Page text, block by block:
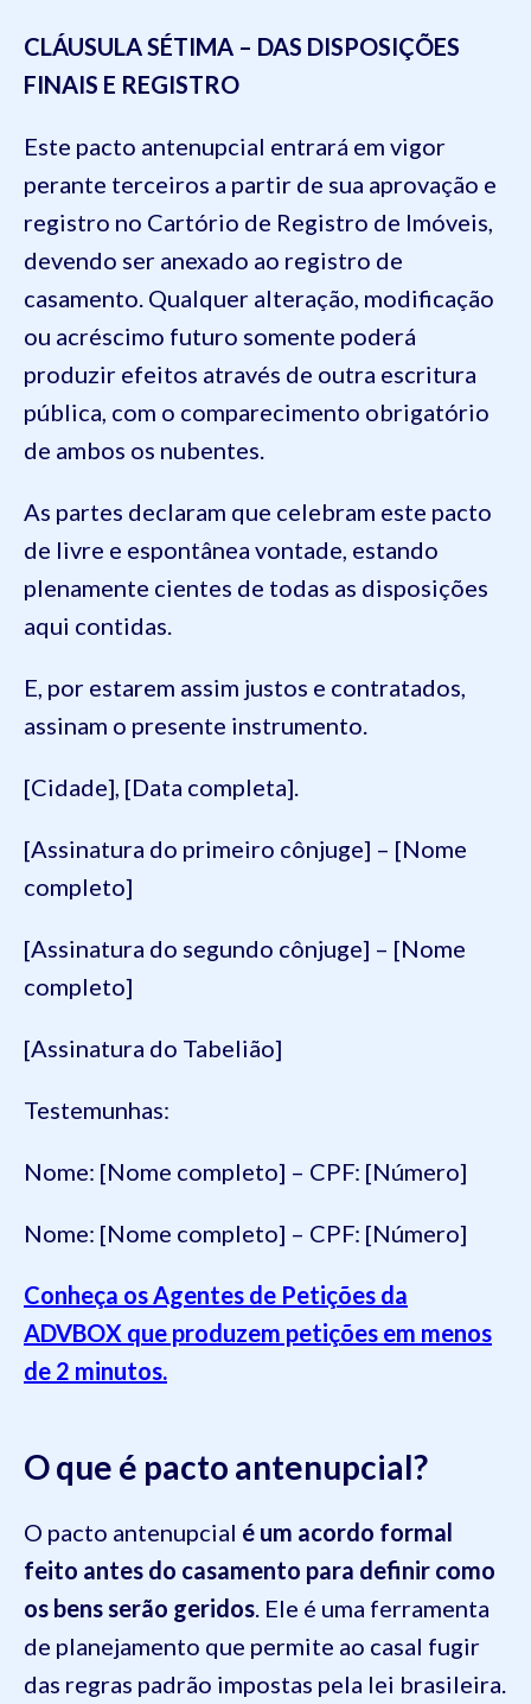
CLÁUSULA SÉTIMA – DAS DISPOSIÇÕES
FINAIS E REGISTRO
Este pacto antenupcial entrará em vigor
perante terceiros a partir de sua aprovação e
registro no Cartório de Registro de Imóveis,
devendo ser anexado ao registro de
casamento. Qualquer alteração, modificação
ou acréscimo futuro somente poderá
produzir efeitos através de outra escritura
pública, com o comparecimento obrigatório
de ambos os nubentes.
As partes declaram que celebram este pacto
de livre e espontânea vontade, estando
plenamente cientes de todas as disposições
aqui contidas.
E, por estarem assim justos e contratados,
assinam o presente instrumento.
[Cidade], [Data completa].
[Assinatura do primeiro cônjuge] – [Nome
completo]
[Assinatura do segundo cônjuge] – [Nome
completo]
[Assinatura do Tabelião]
Testemunhas:
Nome: [Nome completo] – CPF: [Número]
Nome: [Nome completo] – CPF: [Número]
Conheça os Agentes de Petições da
ADVBOX que produzem petições em menos
de 2 minutos.
O que é pacto antenupcial?
O pacto antenupcial é um acordo formal
feito antes do casamento para definir como
os bens serão geridos. Ele é uma ferramenta
de planejamento que permite ao casal fugir
das regras padrão impostas pela lei brasileira.